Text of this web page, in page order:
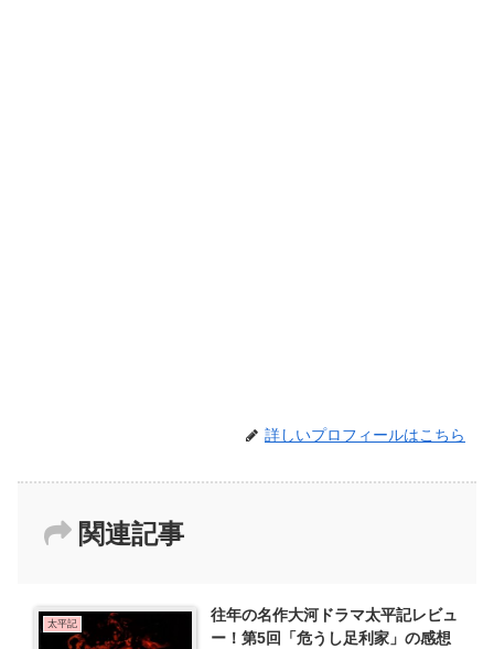
詳しいプロフィールはこちら
関連記事
太平記
往年の名作大河ドラマ太平記レビュ
ー！第5回「危うし足利家」の感想